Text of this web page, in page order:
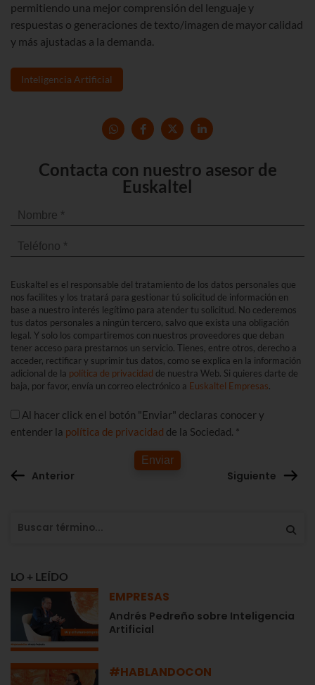
permitiendo una mejor comprensión del lenguaje y
respuestas o generaciones de texto/imagen de mayor calidad
y más ajustadas a la demanda.
Inteligencia Artificial
Contacta con nuestro asesor de
Euskaltel
Euskaltel es el responsable del tratamiento de los datos personales que
nos facilites y los tratará para gestionar tú solicitud de información en
base a nuestro interés legítimo para atender tu solicitud. No cederemos
tus datos personales a ningún tercero, salvo que exista una obligación
legal. Y solo los compartiremos con nuestros proveedores que deban
tener acceso para prestarnos un servicio. Tienes, entre otros, derecho a
acceder, rectificar y suprimir tus datos, como se explica en la información
adicional de la política de privacidad de nuestra Web. Si quieres darte de
baja, por favor, envía un correo electrónico a Euskaltel Empresas.
Al hacer click en el botón "Enviar" declaras conocer y
entender la política de privacidad de la Sociedad. *
Enviar
Anterior Siguiente
LO + LEÍDO
EMPRESAS
Andrés Pedreño sobre Inteligencia
Artificial
#HABLANDOCON